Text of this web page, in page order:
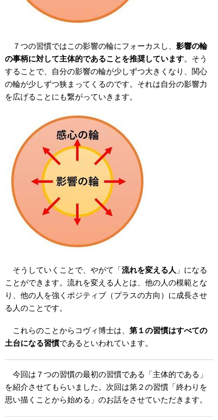
７つの習慣ではこの影響の輪にフォーカスし、 影響の輪
の事柄に対して主体的であることを推奨しています。そう
することで、自分の影響の輪が少しずつ大きくなり、関心
の輪が少しずつ狭まってくるのです。それは自分の影響力
を広げることにも繋がっていきます。
そうしていくことで、やがて「 流れを変える人 」になる
ことができます。流れを変える人とは、他の人の模範とな
り、他の人を強くポジティブ（プラスの方向）に成長させ
る人のことです。
これらのことからコヴィ博士は、 第１の習慣はすべての
土台になる習慣であるといわれています。
今回は７つの習慣の最初の習慣である「主体的である」
を紹介させてもらいました。次回は第２の習慣「終わりを
思い描くことから始める」のお話をさせていただきます。